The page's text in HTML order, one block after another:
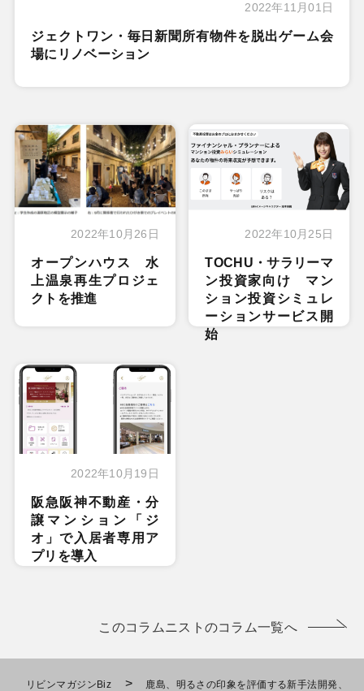
2022年11月01日
ジェクトワン・毎日新聞所有物件を脱出ゲーム会
場にリノベーション
2022年10月26日
オープンハウス 水
上温泉再生プロジェ
クトを推進
2022年10月25日
TOCHU・サラリーマ
ン投資家向け マン
ション投資シミュレ
ーションサービス開
始
2022年10月19日
阪急阪神不動産・分
譲マンション「ジ
オ」で入居者専用ア
プリを導入
このコラムニストのコラム一覧へ
リビンマガジンBiz > 鹿島、明るさの印象を評価する新手法開発、